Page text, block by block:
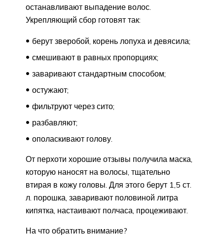
останавливают выпадение волос.
Укрепляющий сбор готовят так:
берут зверобой, корень лопуха и девясила;
смешивают в равных пропорциях;
заваривают стандартным способом;
остужают;
фильтруют через сито;
разбавляют;
ополаскивают голову.
От перхоти хорошие отзывы получила маска,
которую наносят на волосы, тщательно
втирая в кожу головы. Для этого берут 1,5 ст.
л. порошка, заваривают половиной литра
кипятка, настаивают полчаса, процеживают.
На что обратить внимание?